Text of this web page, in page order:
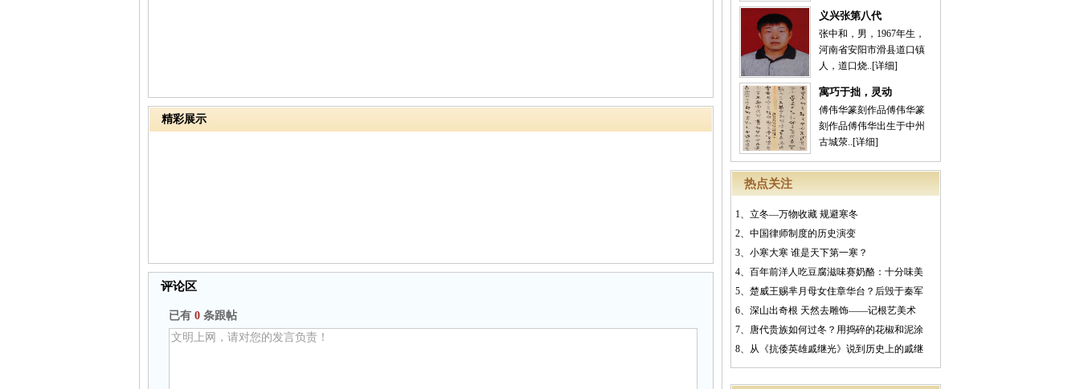
义兴张第八代
张中和，男，1967年生，
河南省安阳市滑县道口镇
人，道口烧..[详细]
寓巧于拙，灵动
傅伟华篆刻作品傅伟华篆
刻作品傅伟华出生于中州
古城荥..[详细]
热点关注
1、 立冬—万物收藏 规避寒冬
2、 中国律师制度的历史演变
3、 小寒大寒 谁是天下第一寒？
4、 百年前洋人吃豆腐滋味赛奶酪：十分味美
5、 楚威王赐芈月母女住章华台？后毁于秦军
6、 深山出奇根 天然去雕饰——记根艺美术
7、 唐代贵族如何过冬？用捣碎的花椒和泥涂
8、 从《抗倭英雄戚继光》说到历史上的戚继
精彩展示
评论区
已有 0 条跟帖